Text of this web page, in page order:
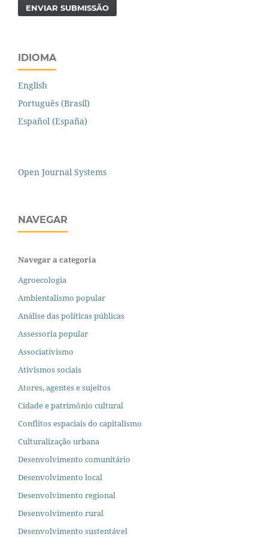
ENVIAR SUBMISSÃO
IDIOMA
English
Português (Brasil)
Español (España)
Open Journal Systems
NAVEGAR
Navegar a categoria
Agroecologia
Ambientalismo popular
Análise das políticas públicas
Assessoria popular
Associativismo
Ativismos sociais
Atores, agentes e sujeitos
Cidade e patrimônio cultural
Conflitos espaciais do capitalismo
Culturalização urbana
Desenvolvimento comunitário
Desenvolvimento local
Desenvolvimento regional
Desenvolvimento rural
Desenvolvimento sustentável